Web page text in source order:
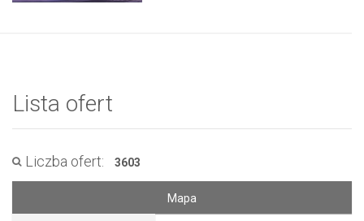
Lista ofert
Liczba ofert: 3603
Mapa